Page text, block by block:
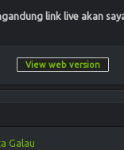
link live akan
View web version
Galau